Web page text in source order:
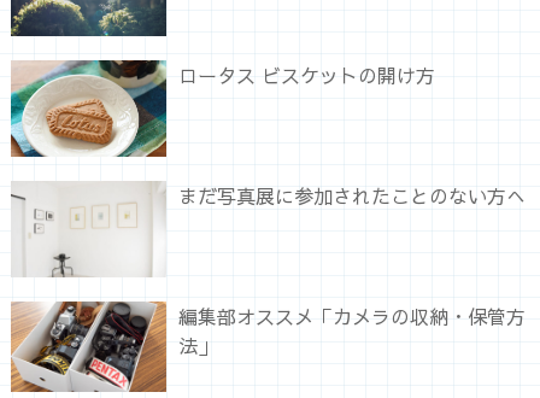
ロータス ビスケットの開け方
まだ写真展に参加されたことのない方へ
編集部オススメ「カメラの収納・保管方
法」